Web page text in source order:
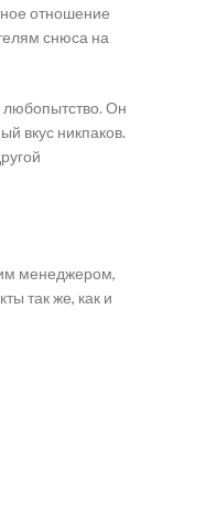
отношение
снюса на
любопытство. Он
вкус никпаков.
менеджером,
так же, как и